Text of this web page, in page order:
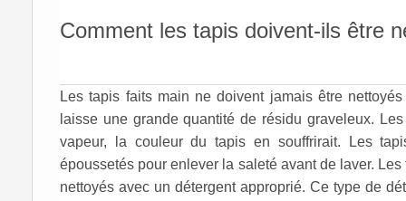
Comment les tapis doivent-ils être
Les tapis faits main ne doivent jamais être
laisse une grande quantité de résidu graveleux.
vapeur, la couleur du tapis en souffrirait. Les
époussetés pour enlever la saleté avant de laver.
nettoyés avec un détergent approprié. Ce type de